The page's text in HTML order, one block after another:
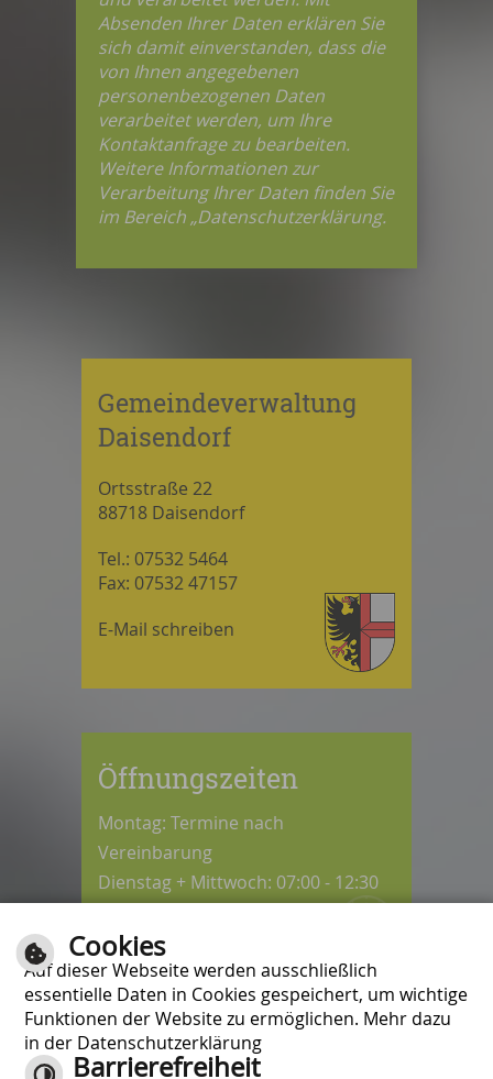
Absenden Ihrer Daten erklären Sie
sich damit einverstanden, dass die
von Ihnen angegebenen
personenbezogenen Daten
verarbeitet werden, um Ihre
Kontaktanfrage zu bearbeiten.
Weitere Informationen zur
Verarbeitung Ihrer Daten finden Sie
im Bereich „Datenschutzerklärung.
Gemeindeverwaltung
Daisendorf
Ortsstraße 22
88718 Daisendorf
Tel.: 07532 5464
Fax: 07532 47157
E-Mail schreiben
Öffnungszeiten
Montag: Termine nach
Vereinbarung
Dienstag + Mittwoch: 07:00 - 12:30
Donnerstag: 08:30 - 12:30 / 14:00 -
18:00 Uhr
Freitag: 07:00 - 12:00 Uhr
Kontrast
Cookies
Auf dieser Webseite werden ausschließlich
essentielle Daten in Cookies gespeichert, um wichtige
Funktionen der Website zu ermöglichen. Mehr dazu
in der Datenschutzerklärung
Barrierefreiheit